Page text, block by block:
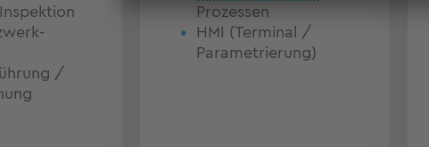
/
Prozessen
HMI (Terminal /
Parametrierung)